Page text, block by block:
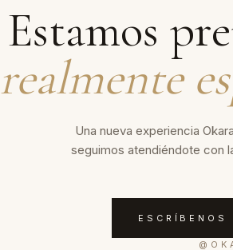
Estamos
realmente
Una nueva experiencia
seguimos atendiéndote con
ESCRÍBENOS
@